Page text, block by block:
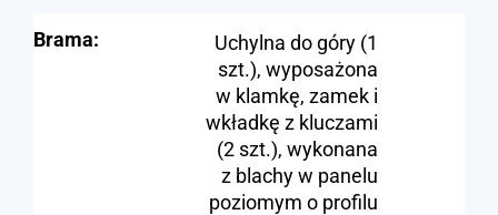
Brama:
Uchylna do góry (1
szt.), wyposażona
w klamkę, zamek i
wkładkę z kluczami
(2 szt.), wykonana
z blachy w panelu
poziomym o profilu